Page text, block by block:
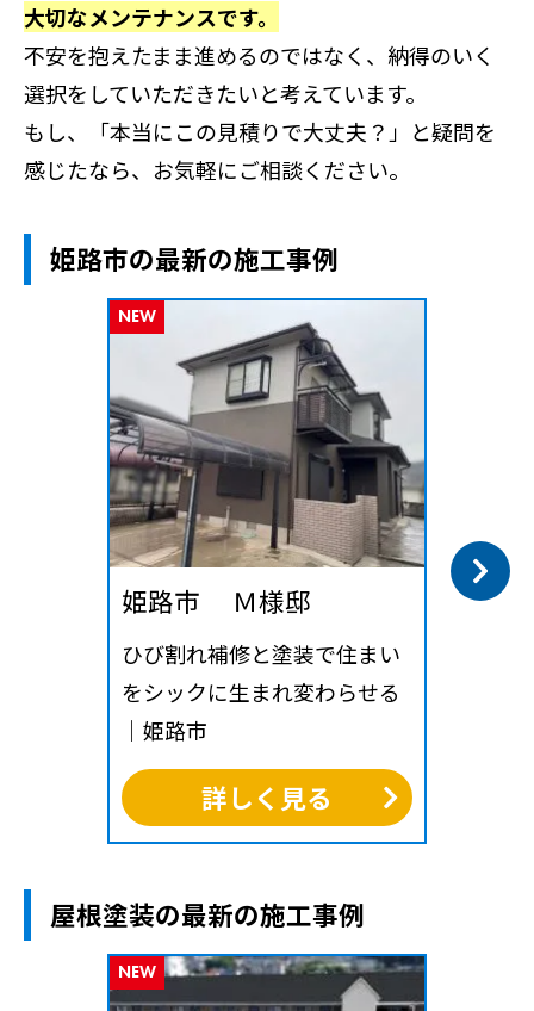
大切なメンテナンスです。
不安を抱えたまま進めるのではなく、納得のいく
選択をしていただきたいと考えています。
もし、「本当にこの見積りで大丈夫？」と疑問を
感じたなら、お気軽にご相談ください。
姫路市の最新の施工事例
NEW
姫路市 Ｍ様邸
ひび割れ補修と塗装で住まい
をシックに生まれ変わらせる
｜姫路市
詳しく見る
屋根塗装の最新の施工事例
NEW